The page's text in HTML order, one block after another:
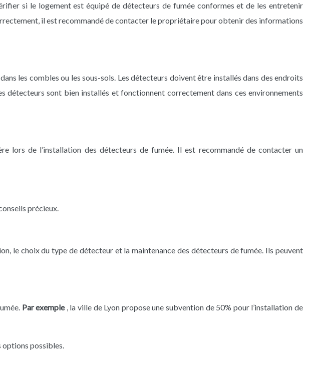
si le logement est équipé de détecteurs de fumée conformes et de les entretenir
il est recommandé de contacter le propriétaire pour obtenir des informations
les combles ou les sous-sols. Les détecteurs doivent être installés dans des endroits
détecteurs sont bien installés et fonctionnent correctement dans ces environnements
lors de l’installation des détecteurs de fumée. Il est recommandé de contacter un
précieux.
le choix du type de détecteur et la maintenance des détecteurs de fumée. Ils peuvent
Par exemple , la ville de Lyon propose une subvention de 50% pour l’installation de
options possibles.